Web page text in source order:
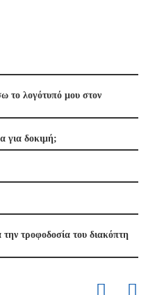
το λογότυπό μου στον
για δοκιμή;
τροφοδοσία του διακόπτη